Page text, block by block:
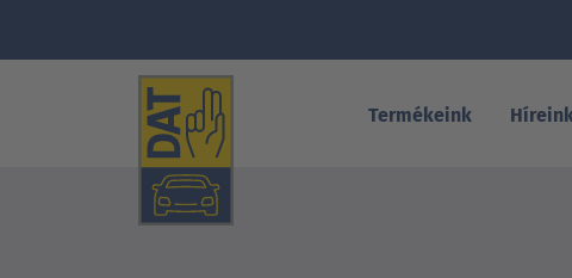
Termékeink